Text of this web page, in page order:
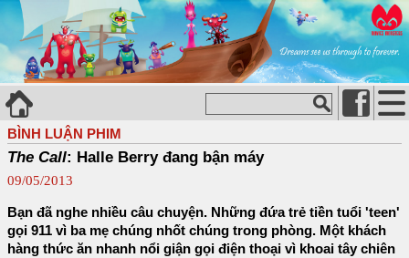
BÌNH LUẬN PHIM
The Call: Halle Berry đang bận máy
09/05/2013
Bạn đã nghe nhiều câu chuyện. Những đứa trẻ tiền tuổi 'teen'
gọi 911 vì ba mẹ chúng nhốt chúng trong phòng. Một khách
hàng thức ăn nhanh nổi giận gọi điện thoại vì khoai tây chiên